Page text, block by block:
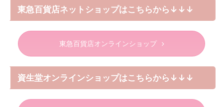
東急百貨店ネットショップはこちらから↓↓↓
東急百貨店オンラインショップ
資生堂オンラインショップはこちらから↓↓↓